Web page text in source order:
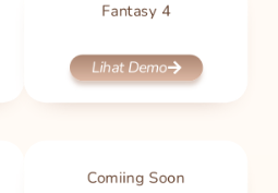
Fantasy 4
Lihat Demo
Comiing Soon